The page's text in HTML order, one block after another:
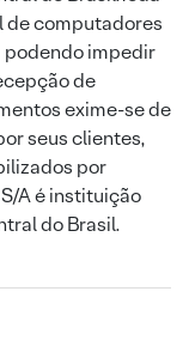
de computadores
podendo impedir
de
exime-se de
seus clientes,
por
A é instituição
do Brasil.